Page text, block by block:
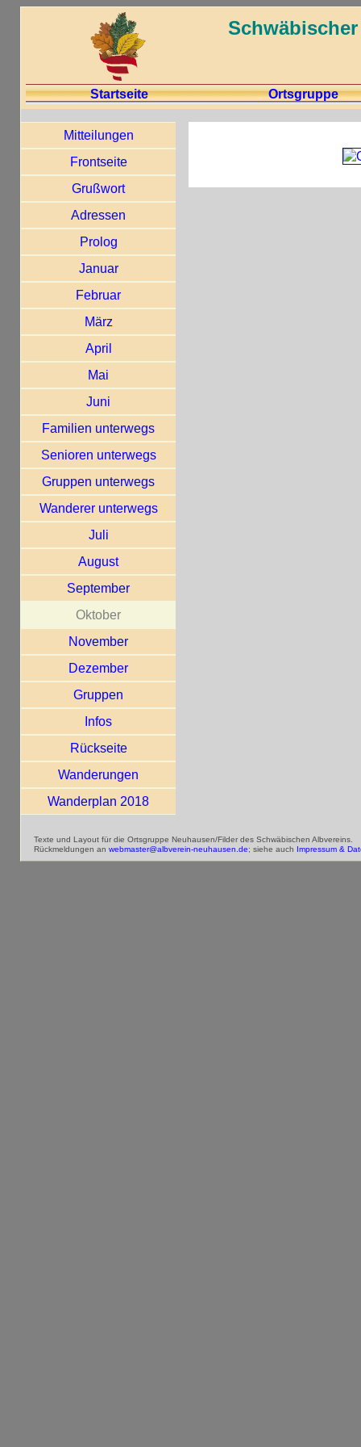
Startseite Ortsgruppe
Mitteilungen
Frontseite
Grußwort
Adressen
Prolog
Januar
Februar
März
April
Mai
Juni
Familien unterwegs
Senioren unterwegs
Gruppen unterwegs
Wanderer unterwegs
Juli
August
September
Oktober
November
Dezember
Gruppen
Infos
Rückseite
Wanderungen
Wanderplan 2018
Texte und Layout für die Ortsgruppe Neuhausen/Filder des Schwäbischen Albvereins.
Rückmeldungen an webmaster@albverein-neuhausen.de; siehe auch Impressum &